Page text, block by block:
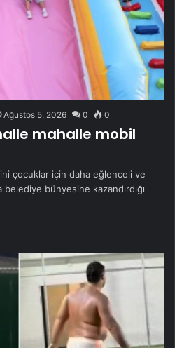
Ağustos 5, 2026 0 0
mahalle mobil
çocuklar için daha eğlenceli ve
bünyesine kazandırdığı